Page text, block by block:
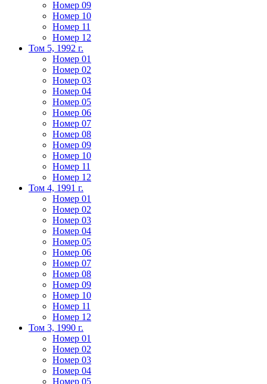
Номер 09
Номер 10
Номер 11
Номер 12
Том 5, 1992 г.
Номер 01
Номер 02
Номер 03
Номер 04
Номер 05
Номер 06
Номер 07
Номер 08
Номер 09
Номер 10
Номер 11
Номер 12
Том 4, 1991 г.
Номер 01
Номер 02
Номер 03
Номер 04
Номер 05
Номер 06
Номер 07
Номер 08
Номер 09
Номер 10
Номер 11
Номер 12
Том 3, 1990 г.
Номер 01
Номер 02
Номер 03
Номер 04
Номер 05